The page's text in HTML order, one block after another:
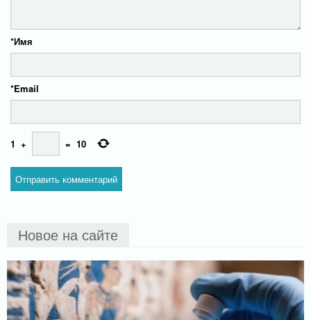
Имя
*
Email
*
1 + = 10
Новое на сайте